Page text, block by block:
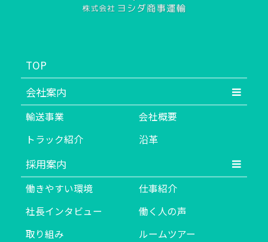
TOP
会社案内
輸送事業
会社概要
トラック紹介
沿革
採用案内
働きやすい環境
仕事紹介
社長インタビュー
働く人の声
取り組み
ルームツアー